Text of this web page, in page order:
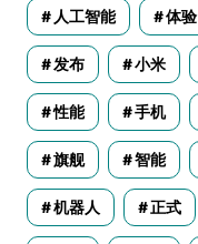
人工智能 体验
发布 小米
性能 手机
旗舰 智能
机器人 正式